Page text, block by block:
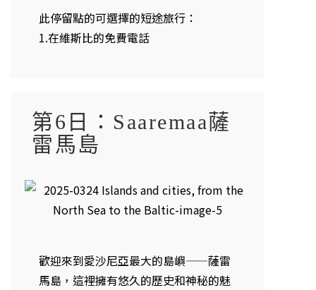
此停留點的可選擇的短途旅行：
1.在維斯比的免費電話
第6日：Saaremaa薩
雷馬島
歡迎來到愛沙尼亞最大的島嶼——薩雷
馬島，這裡擁有悠久的歷史和神秘的魅